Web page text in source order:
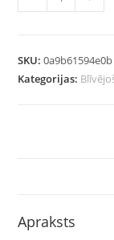
SKU:0a9b61594e0b
Kategorijas:
Apraksts